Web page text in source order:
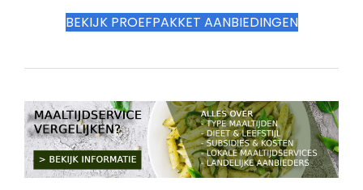
BEKIJK PROEFPAKKET AANBIEDINGEN